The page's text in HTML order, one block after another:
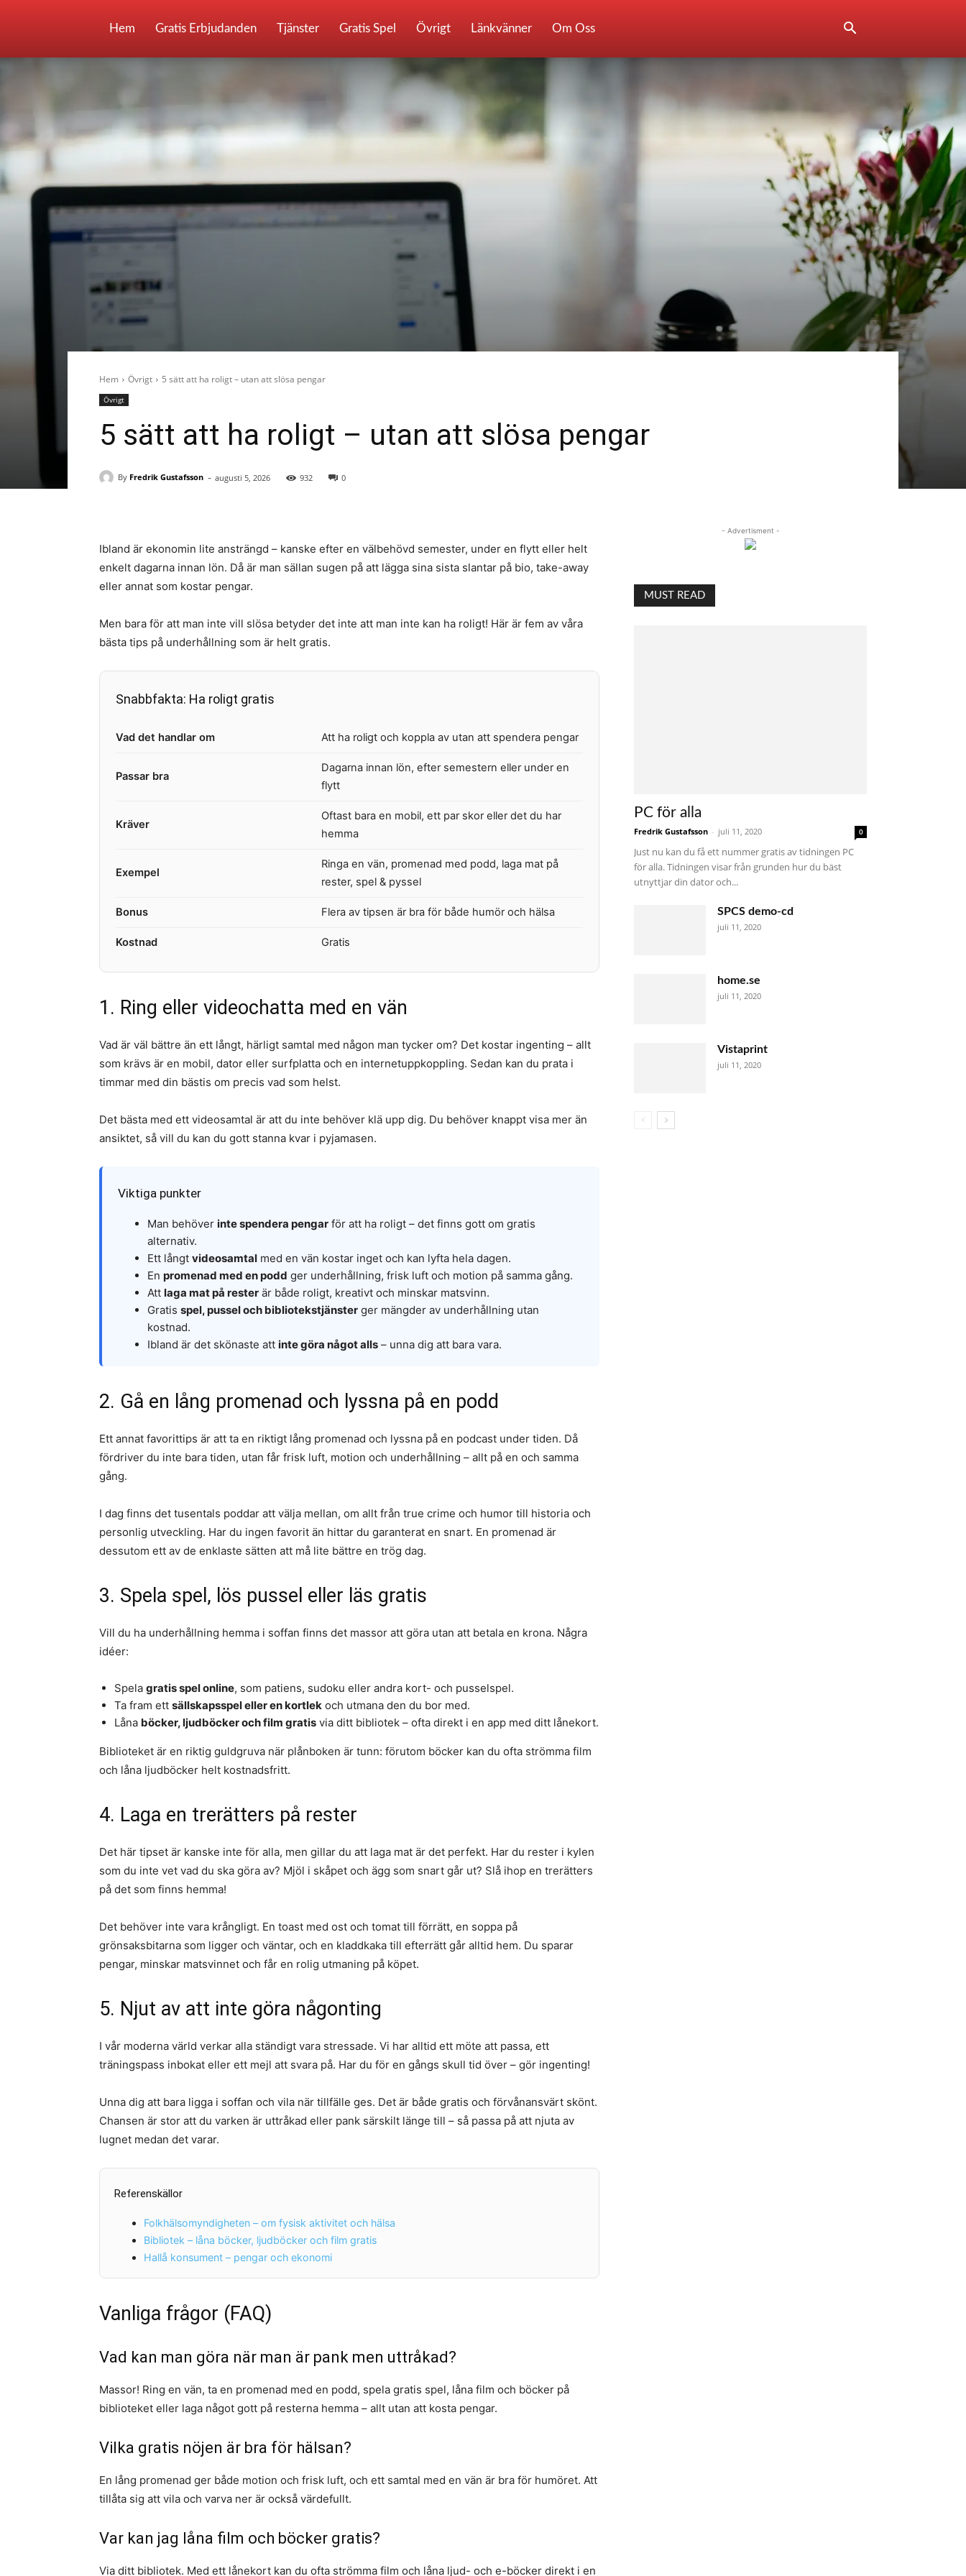
Hem Gratis Erbjudanden Tjänster Gratis Spel Övrigt Länkvänner Om Oss
Hem Övrigt 5 sätt att ha roligt – utan att slösa pengar
Övrigt
5 sätt att ha roligt – utan att slösa pengar
By Fredrik Gustafsson - augusti 5, 2026 932 0
Ibland är ekonomin lite ansträngd – kanske efter en välbehövd semester, under en flytt eller helt
enkelt dagarna innan lön. Då är man sällan sugen på att lägga sina sista slantar på bio, take-away
eller annat som kostar pengar.
Men bara för att man inte vill slösa betyder det inte att man inte kan ha roligt! Här är fem av våra
bästa tips på underhållning som är helt gratis.
Snabbfakta: Ha roligt gratis
Vad det handlar om Att ha roligt och koppla av utan att spendera pengar
Passar bra
Dagarna innan lön, efter semestern eller under en
flytt
Kräver
Oftast bara en mobil, ett par skor eller det du har
hemma
Exempel
Ringa en vän, promenad med podd, laga mat på
rester, spel & pyssel
Bonus Flera av tipsen är bra för både humör och hälsa
Kostnad Gratis
1. Ring eller videochatta med en vän
Vad är väl bättre än ett långt, härligt samtal med någon man tycker om? Det kostar ingenting – allt
som krävs är en mobil, dator eller surfplatta och en internetuppkoppling. Sedan kan du prata i
timmar med din bästis om precis vad som helst.
Det bästa med ett videosamtal är att du inte behöver klä upp dig. Du behöver knappt visa mer än
ansiktet, så vill du kan du gott stanna kvar i pyjamasen.
Viktiga punkter
Man behöver inte spendera pengar för att ha roligt – det finns gott om gratis
alternativ.
Ett långt videosamtal med en vän kostar inget och kan lyfta hela dagen.
En promenad med en podd ger underhållning, frisk luft och motion på samma gång.
Att laga mat på rester är både roligt, kreativt och minskar matsvinn.
Gratis spel, pussel och bibliotekstjänster ger mängder av underhållning utan
kostnad.
Ibland är det skönaste att inte göra något alls – unna dig att bara vara.
2. Gå en lång promenad och lyssna på en podd
Ett annat favorittips är att ta en riktigt lång promenad och lyssna på en podcast under tiden. Då
fördriver du inte bara tiden, utan får frisk luft, motion och underhållning – allt på en och samma
gång.
I dag finns det tusentals poddar att välja mellan, om allt från true crime och humor till historia och
personlig utveckling. Har du ingen favorit än hittar du garanterat en snart. En promenad är
dessutom ett av de enklaste sätten att må lite bättre en trög dag.
3. Spela spel, lös pussel eller läs gratis
Vill du ha underhållning hemma i soffan finns det massor att göra utan att betala en krona. Några
idéer:
Spela gratis spel online, som patiens, sudoku eller andra kort- och pusselspel.
Ta fram ett sällskapsspel eller en kortlek och utmana den du bor med.
Låna böcker, ljudböcker och film gratis via ditt bibliotek – ofta direkt i en app med ditt lånekort.
Biblioteket är en riktig guldgruva när plånboken är tunn: förutom böcker kan du ofta strömma film
och låna ljudböcker helt kostnadsfritt.
4. Laga en trerätters på rester
Det här tipset är kanske inte för alla, men gillar du att laga mat är det perfekt. Har du rester i kylen
som du inte vet vad du ska göra av? Mjöl i skåpet och ägg som snart går ut? Slå ihop en trerätters
på det som finns hemma!
Det behöver inte vara krångligt. En toast med ost och tomat till förrätt, en soppa på
grönsaksbitarna som ligger och väntar, och en kladdkaka till efterrätt går alltid hem. Du sparar
pengar, minskar matsvinnet och får en rolig utmaning på köpet.
5. Njut av att inte göra någonting
I vår moderna värld verkar alla ständigt vara stressade. Vi har alltid ett möte att passa, ett
träningspass inbokat eller ett mejl att svara på. Har du för en gångs skull tid över – gör ingenting!
Unna dig att bara ligga i soffan och vila när tillfälle ges. Det är både gratis och förvånansvärt skönt.
Chansen är stor att du varken är uttråkad eller pank särskilt länge till – så passa på att njuta av
lugnet medan det varar.
Referenskällor
Folkhälsomyndigheten – om fysisk aktivitet och hälsa
Bibliotek – låna böcker, ljudböcker och film gratis
Hallå konsument – pengar och ekonomi
Vanliga frågor (FAQ)
Vad kan man göra när man är pank men uttråkad?
Massor! Ring en vän, ta en promenad med en podd, spela gratis spel, låna film och böcker på
biblioteket eller laga något gott på resterna hemma – allt utan att kosta pengar.
Vilka gratis nöjen är bra för hälsan?
En lång promenad ger både motion och frisk luft, och ett samtal med en vän är bra för humöret. Att
tillåta sig att vila och varva ner är också värdefullt.
Var kan jag låna film och böcker gratis?
Via ditt bibliotek. Med ett lånekort kan du ofta strömma film och låna ljud- och e-böcker direkt i en
- Advertisment -
MUST READ
PC för alla
Fredrik Gustafsson - juli 11, 2020 0
Just nu kan du få ett nummer gratis av tidningen PC
för alla. Tidningen visar från grunden hur du bäst
utnyttjar din dator och...
SPCS demo-cd
juli 11, 2020
home.se
juli 11, 2020
Vistaprint
juli 11, 2020